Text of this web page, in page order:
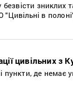
безвісти зниклих
в
цивільних з
пункти, де немає